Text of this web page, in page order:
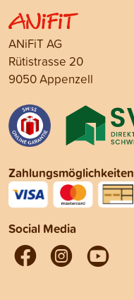
ANiFiT AG
Rütistrasse 20
9050 Appenzell
Zahlungsmöglichkeiten
Social Media